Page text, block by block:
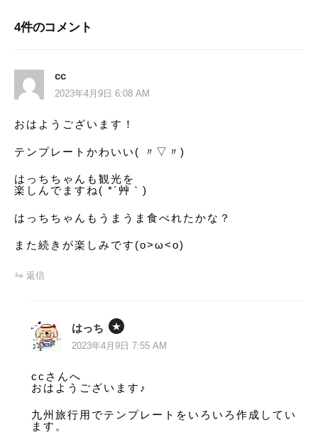
ビ
ー
シ
ョ
ン
4件のコメント
cc
2023年4月9日 6:08 AM
おはようございます！
テンプレートかわいい( 〃▽〃)
はっちちゃんも観光を
楽しんでますね( *´艸｀)
はっちちゃんもうまうま食べれたかな？
また続きが楽しみです(o>ω<o)
返信
はっち
2023年4月9日 7:55 AM
ccさんへ
おはようございます♪
九州旅行用でテンプレートをいろいろ作成してい
ます。